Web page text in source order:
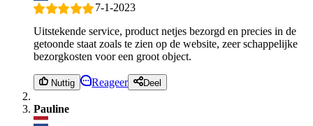
7-1-2023
Uitstekende service, product netjes bezorgd en precies in de
getoonde staat zoals te zien op de website, zeer schappelijke
bezorgkosten voor een groot object.
Nuttig Reageer Deel
Pauline